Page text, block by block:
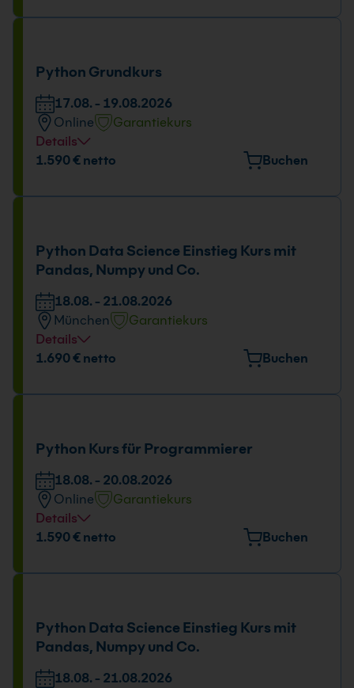
17.08. - 19.08.2026
Python Grundkurs
17.08. - 19.08.2026
Online
Garantiekurs
Details
Tage und Uhrzeit
1.590 € netto Buchen
Python Data Science Einstieg Kurs mit
Pandas, Numpy und Co.
18.08. - 21.08.2026
München
Garantiekurs
Details
Veranstaltungsort
18.08. - 21.08.2026
1.690 € netto Buchen
Python Kurs für Programmierer
18.08. - 20.08.2026
Online
Garantiekurs
Details
Tage und Uhrzeit
1.590 € netto Buchen
Python Data Science Einstieg Kurs mit
Pandas, Numpy und Co.
18.08. - 21.08.2026